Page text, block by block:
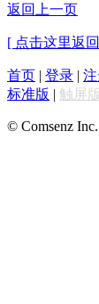
返回上一页
[ 点击这里返
首页 | 登录 |
标准版 | 触屏版
© Comsenz Inc.